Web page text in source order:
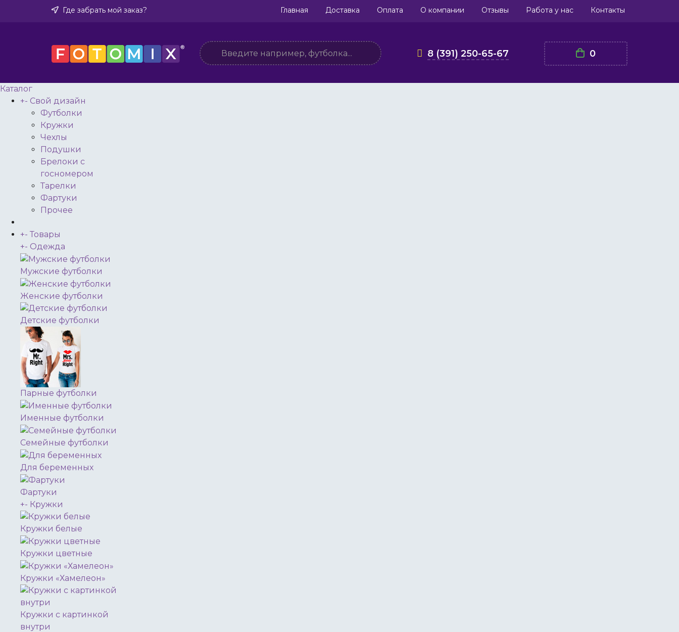
Где забрать мой заказ? Главная Доставка Оплата О компании Отзывы Работа у нас Контакты
8 (391) 250-65-67 0
Каталог
+- Свой дизайн
Футболки
Кружки
Чехлы
Подушки
Брелоки с
госномером
Тарелки
Фартуки
Прочее
+- Товары
+- Одежда
Мужские футболки
Женские футболки
Детские футболки
Парные футболки
Именные футболки
Семейные футболки
Для беременных
Фартуки
+- Кружки
Кружки белые
Кружки цветные
Кружки «Хамелеон»
Кружки с картинкой
внутри